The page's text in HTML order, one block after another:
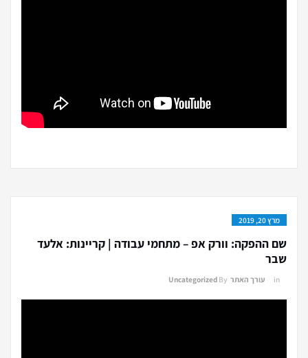
מרץ 20, 2019
שם ההפקה: וורק אפ – מתחמי עבודה | קריינות: אלעד
שבר
By עורך האתר in
Uncategorized